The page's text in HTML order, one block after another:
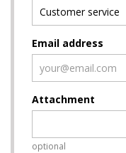
Email address
Attachment
optional